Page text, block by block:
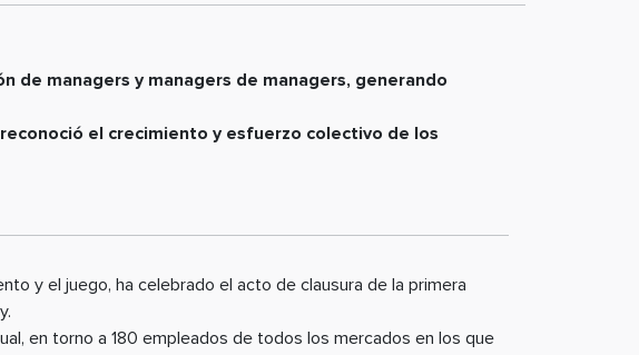
de managers y managers de managers, generando
el crecimiento y esfuerzo colectivo de los
y el juego, ha celebrado el acto de clausura de la primera
en torno a 180 empleados de todos los mercados en los que